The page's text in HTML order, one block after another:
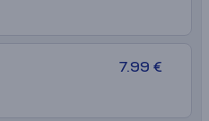
7.99 €